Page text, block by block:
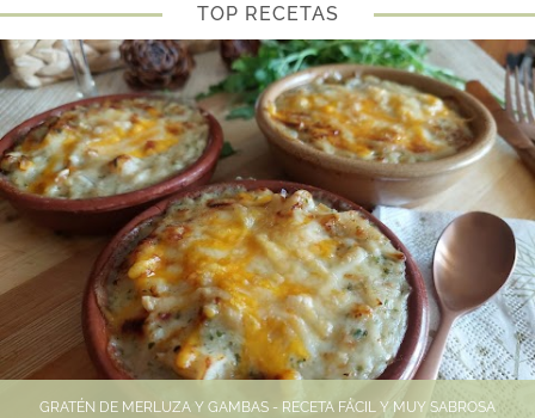
TOP RECETAS
GRATÉN DE MERLUZA Y GAMBAS - RECETA FÁCIL Y MUY SABROSA